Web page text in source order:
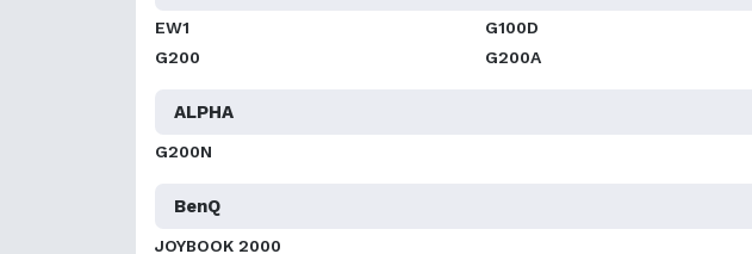
EW1 G100D
G200
G200A
ALPHA
G200N
BenQ
JOYBOOK 2000